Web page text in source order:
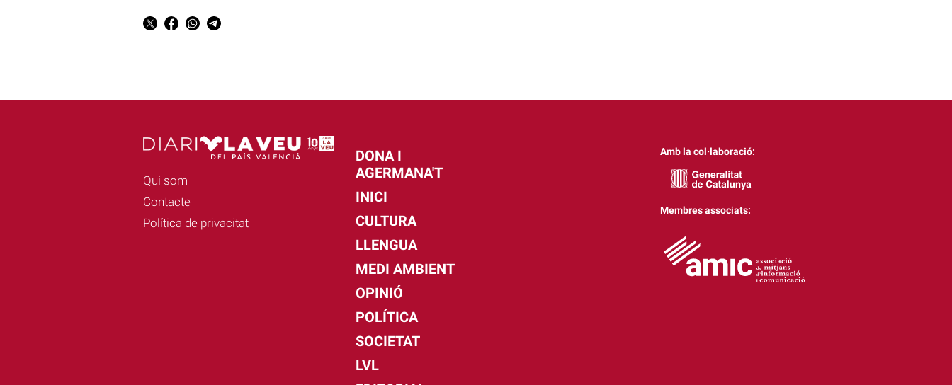
Qui som
Contacte
Política de privacitat
DONA I
AGERMANA'T
INICI
CULTURA
LLENGUA
MEDI AMBIENT
OPINIÓ
POLÍTICA
SOCIETAT
LVL
Amb la col·laboració:
Membres associats: